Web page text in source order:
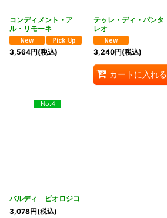
コンディメント・ア
ル・リモーネ
3,564円(税込)
テッレ・ディ・パンタ
レオ
3,240円(税込)
カートに入れる
No.4
バルディ ビオロジコ
3,078円(税込)